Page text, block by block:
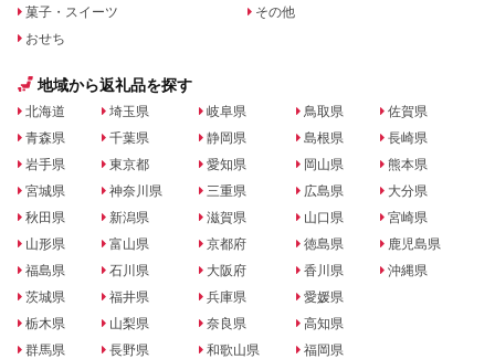
菓子・スイーツ
おせち
その他
地域から返礼品を探す
北海道
青森県
岩手県
宮城県
秋田県
山形県
福島県
茨城県
栃木県
群馬県
埼玉県
千葉県
東京都
神奈川県
新潟県
富山県
石川県
福井県
山梨県
長野県
岐阜県
静岡県
愛知県
三重県
滋賀県
京都府
大阪府
兵庫県
奈良県
和歌山県
鳥取県
島根県
岡山県
広島県
山口県
徳島県
香川県
愛媛県
高知県
福岡県
佐賀県
長崎県
熊本県
大分県
宮崎県
鹿児島県
沖縄県